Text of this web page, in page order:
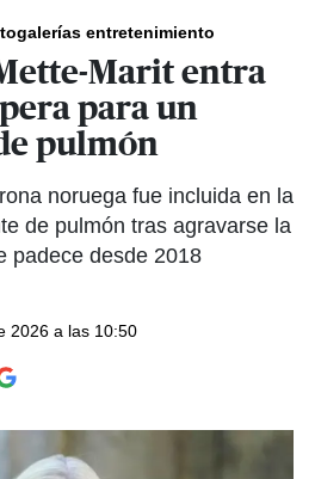
entretenimiento
Marit entra
para un
pulmón
noruega fue incluida en la
de pulmón tras agravarse la
padece desde 2018
2026 a las 10:50